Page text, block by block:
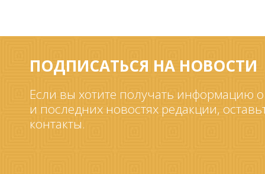
ПОДПИСАТЬСЯ НА НОВОСТИ
Если вы хотите получать информацию
и последних новостях редакции,
контакты.